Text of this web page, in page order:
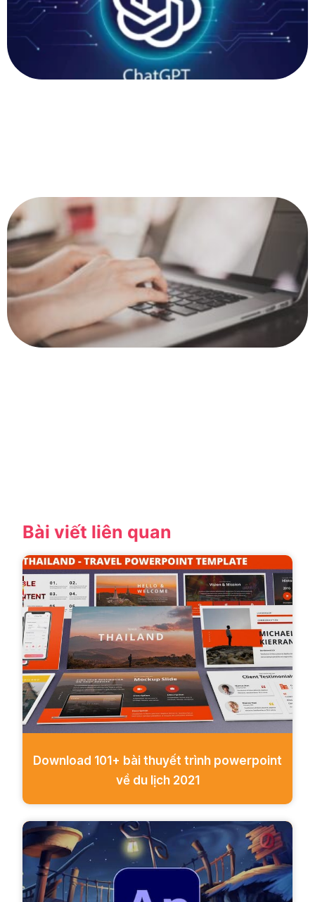
Bài viết liên quan
Download 101+ bài thuyết trình powerpoint
về du lịch 2021